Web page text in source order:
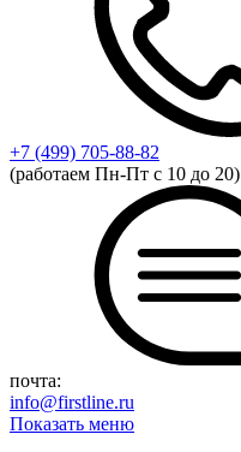
+7 (499) 705-88-82
(работаем Пн-Пт с 10 до 20)
почта:
info@firstline.ru
Показать меню